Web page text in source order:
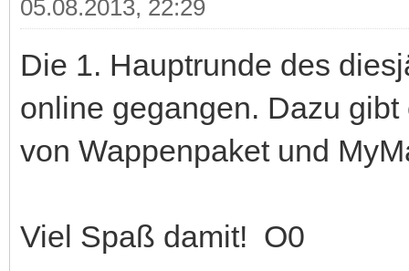
05.08.2013, 22:29
Die 1. Hauptrunde des
online gegangen. Dazu
von Wappenpaket und
Viel Spaß damit! O0